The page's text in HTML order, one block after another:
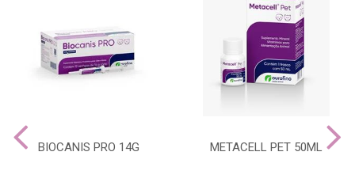
BIOCANIS PRO 14G METACELL PET 50ML